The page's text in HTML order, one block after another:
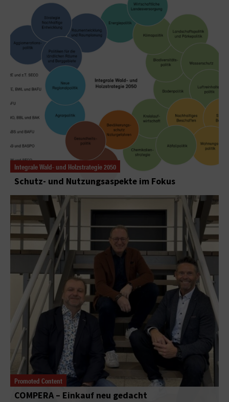
Integrale Wald- und Holzstrategie 2050
Schutz- und Nutzungsaspekte im Fokus
Promoted Content
COMPERA – Einkauf neu gedacht